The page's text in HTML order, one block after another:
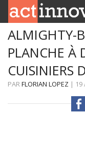
RUBRIQUES
INNOBOX
CONTACT
ALMIGHTY-
PLANCHE À
CUISINIERS
PARFLORIAN LOPEZ | 19